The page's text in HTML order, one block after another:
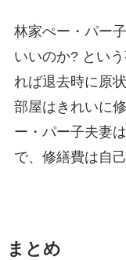
林家ぺー・パー
いいのか? とい
れば退去時に原
部屋はきれいに
ー・パー子夫妻
で、修繕費は自
まとめ